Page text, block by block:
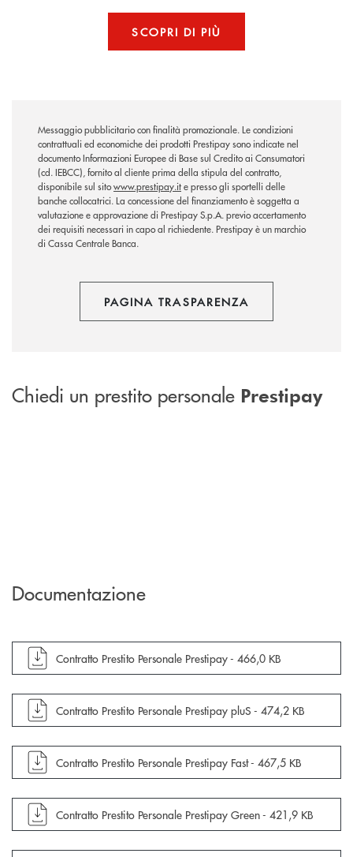
SCOPRI DI PIÙ
Messaggio pubblicitario con finalità promozionale. Le condizioni
contrattuali ed economiche dei prodotti Prestipay sono indicate nel
documento Informazioni Europee di Base sul Credito ai Consumatori
(cd. IEBCC), fornito al cliente prima della stipula del contratto,
disponibile sul sitowww.prestipay.ite presso gli sportelli delle
banche collocatrici. La concessione del finanziamento è soggetta a
valutazione e approvazione di Prestipay S.p.A. previo accertamento
dei requisiti necessari in capo al richiedente. Prestipay è un marchio
di Cassa Centrale Banca.
PAGINA TRASPARENZA
Chiedi un prestito personale Prestipay
Documentazione
apre documento in una nuova finestra
Contratto Prestito Personale Prestipay - 466,0 KB
apre documento in una nuova finestra
Contratto Prestito Personale Prestipay pluS - 474,2 KB
apre documento in una nuova finestra
Contratto Prestito Personale Prestipay Fast - 467,5 KB
apre documento in una nuova finestra
Contratto Prestito Personale Prestipay Green - 421,9 KB